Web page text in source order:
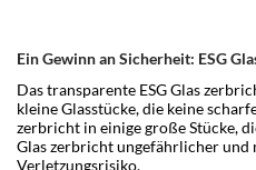
Ein Gewinn an Sicherheit: ESG
Das transparente ESG Glas
kleine Glasstücke, die keine
zerbricht in einige große Stücke,
Glas zerbricht ungefährlicher
Verletzungsrisiko.